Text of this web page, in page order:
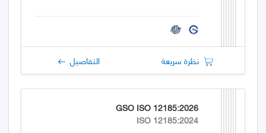
نظرة سريعة التفاصيل
GSO ISO 12185:2026
ISO 12185:2024